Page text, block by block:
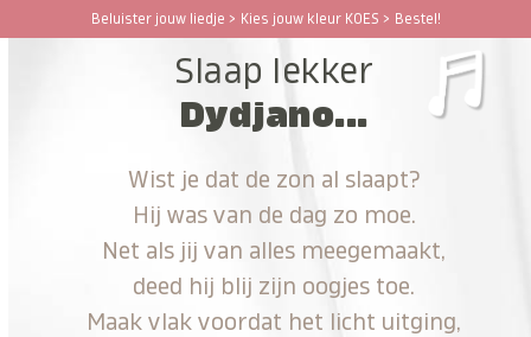
Beluister jouw liedje > Kies jouw kleur KOES > Bestel!
Open
Close
Slaap lekker
Dydjano...
Wist je dat de zon al slaapt?
Hij was van de dag zo moe.
Net als jij van alles meegemaakt,
deed hij blij zijn oogjes toe.
Maak vlak voordat het licht uitging,